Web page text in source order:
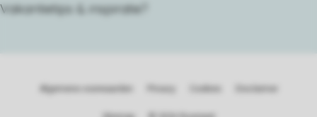
Vakantietips & inspiratie?